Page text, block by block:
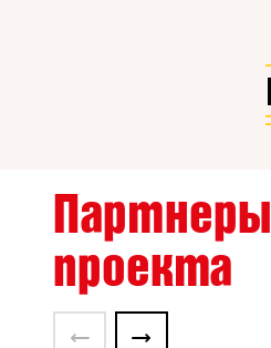
Партнеры
проекта